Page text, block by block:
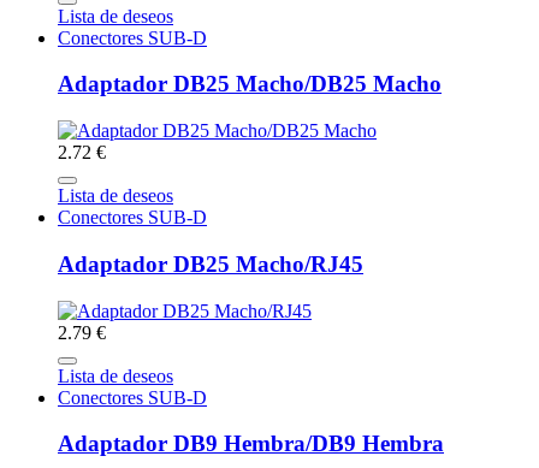
Lista de deseos
Conectores SUB-D
Adaptador DB25 Macho/DB25 Macho
2.72 €
Lista de deseos
Conectores SUB-D
Adaptador DB25 Macho/RJ45
2.79 €
Lista de deseos
Conectores SUB-D
Adaptador DB9 Hembra/DB9 Hembra